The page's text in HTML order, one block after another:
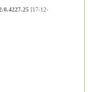
[17-12-